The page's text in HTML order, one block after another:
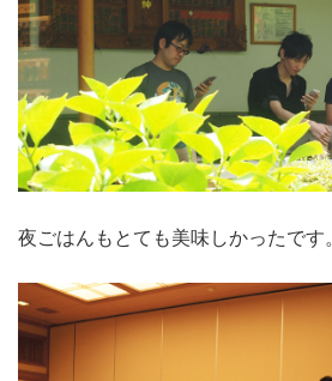
夜ごはんもとても美味しかったです。